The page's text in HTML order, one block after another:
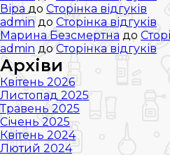
Віра до Сторінка відгуків
admin до Сторінка відгуків
Марина Безсмертна до
admin до Сторінка відгуків
Архіви
Квітень 2026
Листопад 2025
Травень 2025
Січень 2025
Квітень 2024
Лютий 2024